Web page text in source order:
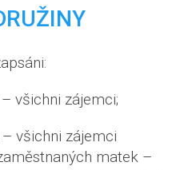
všichni zájemci;
všichni zájemci
matek –